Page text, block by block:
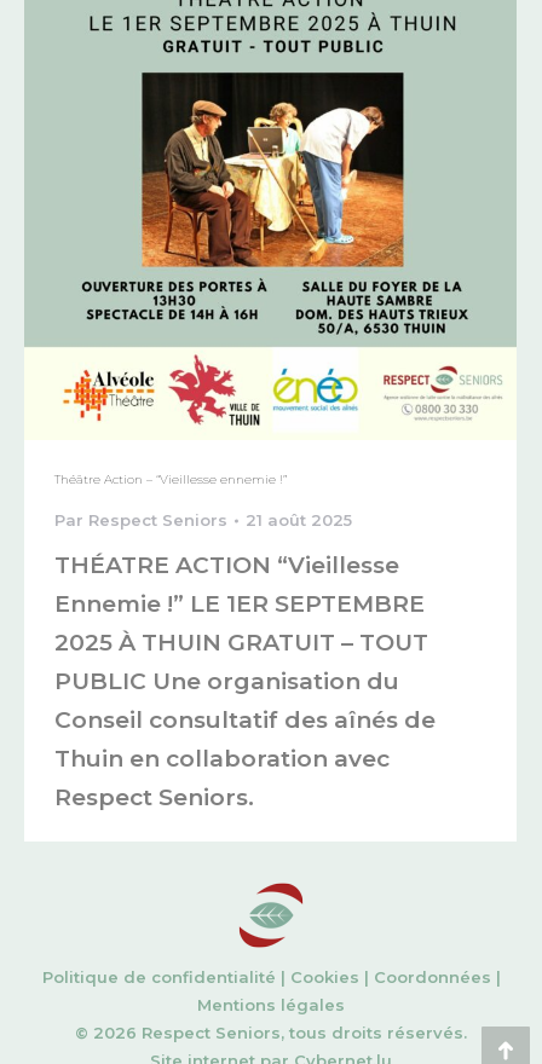
Théâtre Action – “Vieillesse ennemie !”
Par Respect Seniors 21 août 2025
THÉATRE ACTION “Vieillesse
Ennemie !” LE 1ER SEPTEMBRE
2025 À THUIN GRATUIT – TOUT
PUBLIC Une organisation du
Conseil consultatif des aînés de
Thuin en collaboration avec
Respect Seniors.
Politique de confidentialité | Cookies | Coordonnées |
Mentions légales
© 2026 Respect Seniors, tous droits réservés.
Site internet par Cybernet.lu